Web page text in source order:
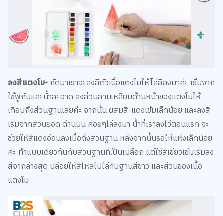
ลงสีแตงโม-ถัดมาเราจะลงสีตัวเนื้อแตงโมให้ไล่สีลงมาค่ะ เริ่มจาก
ใช้พู่กันและน้ำสะอาด ลงส่วนสามเหลี่ยมด้านหน้าของแตงโมให้
เกือบถึงส่วนฐานเลยค่ะ จากนั้น ผสมสี-แดงเข้มเล็กน้อย และลงสี
เริ่มจากส่วนยอด ด้านบน ค่อยๆไล่ลงมา น้ำที่เราลงไว้ตอนแรก จะ
ช่วยให้สีแดงอ่อนลงเมื่อถึงส่วนฐาน หลังจากนั้นรอให้แห้งเล็กน้อย
ค่ะ ทำแบบเดียวกันกับส่วนฐานที่เป็นเปลือก แต่ใช้สีเขียวเข้มเริ่มลง
สีจากล่างสุด ปล่อยให้สีไหลไปไล่กับฐานสีขาว และส่วนของเนื้อ
แตงโม